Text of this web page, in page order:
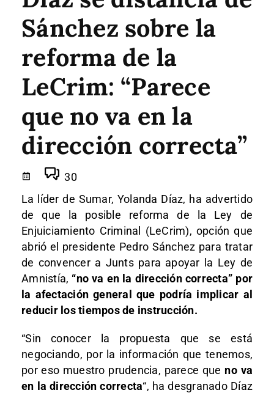
Sánchez sobre la
reforma de la
LeCrim: “Parece
que no va en la
dirección correcta”
30
La líder de Sumar, Yolanda Díaz, ha advertido
de que la posible reforma de la Ley de
Enjuiciamiento Criminal (LeCrim), opción que
abrió el presidente Pedro Sánchez para tratar
de convencer a Junts para apoyar la Ley de
Amnistía, “no va en la dirección correcta” por
la afectación general que podría implicar al
reducir los tiempos de instrucción.
“Sin conocer la propuesta que se está
negociando, por la información que tenemos,
por eso muestro prudencia, parece que no va
en la dirección correcta“, ha desgranado Díaz